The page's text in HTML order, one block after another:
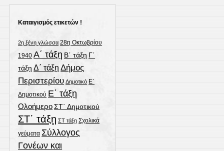
Καταιγισμός ετικετών !
2η ξένη γλώσσα 28η Οκτωβρίου
1940 Α΄ τάξη Β΄ τάξη Γ΄
τάξη Δ΄ τάξη Δήμος
Περιστερίου Δημοτικό Ε΄
Δημοτικού Ε΄ τάξη
ΟλοήμεροΣΤ΄ Δημοτικού
ΣΤ΄ τάξη ΣΤ τάξη Σχολικά
γεύματα Σύλλογος
Γονέων και